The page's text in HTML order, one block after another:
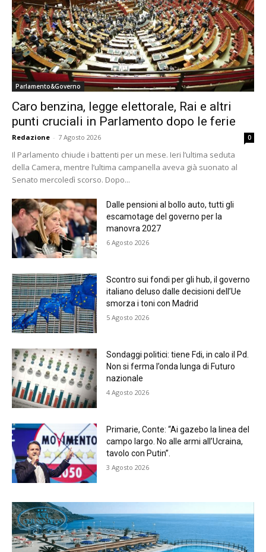
Parlamento&Governo
Caro benzina, legge elettorale, Rai e altri
punti cruciali in Parlamento dopo le ferie
Redazione - 7 Agosto 2026 0
Il Parlamento chiude i battenti per un mese. Ieri l’ultima seduta
della Camera, mentre l’ultima campanella aveva già suonato al
Senato mercoledì scorso. Dopo...
Dalle pensioni al bollo auto, tutti gli
escamotage del governo per la
manovra 2027
6 Agosto 2026
Scontro sui fondi per gli hub, il governo
italiano deluso dalle decisioni dell’Ue
smorza i toni con Madrid
5 Agosto 2026
Sondaggi politici: tiene Fdi, in calo il Pd.
Non si ferma l’onda lunga di Futuro
nazionale
4 Agosto 2026
Primarie, Conte: “Ai gazebo la linea del
campo largo. No alle armi all’Ucraina,
tavolo con Putin”.
3 Agosto 2026